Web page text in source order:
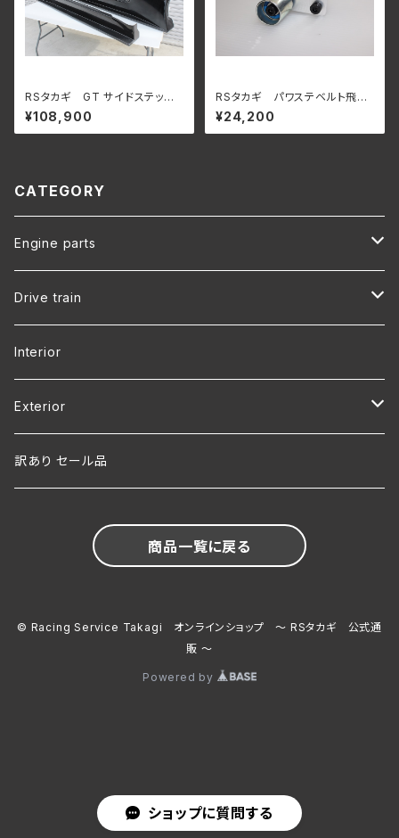
ショップに質問する
RSタカギ GT サイドステッ
プ BNR32 スカイライン GT-
R 用
¥108,900
RSタカギ パワステベルト飛び
防止テンショナー RB25 パワ
ステポンプ用
¥24,200
CATEGORY
Engine parts
RB25
RB26
Drive train
R32 SKYLINE
R33 SKYLINE
R34 SKYLINE
Interior
Exterior
R32 SKYLINE
訳あり セール品
商品一覧に戻る
© Racing Service Takagi オンラインショップ ～ RSタカギ 公式通
販 ～
Powered by